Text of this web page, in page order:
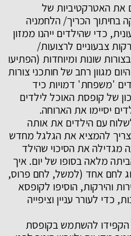
את האטרקטיביות של
בחיתוך הכריך/ הלחמניה
כדי שהילדים ייהנו ממזון
צבעוניים לרצועות/
שונות ומיוחדות (הפתיעו
מגוון רחב של חותכני צורות
'משפחת' דמויות כיד
של קופסת האוכל לילדים
יסיימו את הארוחה.
עם הילדים את אותה
צריך להמציא את הגלגל מחדש
מגדילה את הסיכוי שהילד
מלאה בסופו של יום. איך
לחם אחד (למשל, לחם פרוס,
והירקות, הוסיפו לקופסא
לעורר עניין וציפייה
הקפידו להשתמש בקופסת